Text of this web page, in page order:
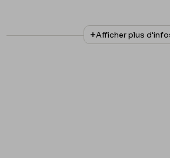
N° d'inventaire
MRBAB/AACB/009582
Afficher plus